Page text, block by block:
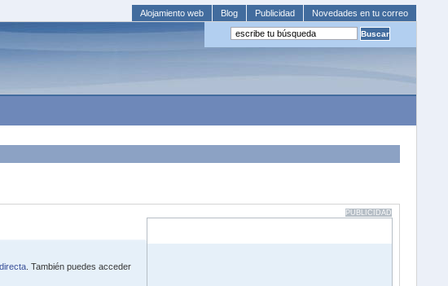
Alojamiento web Blog Publicidad Novedades en tu correo
PUBLICIDAD
. También puedes acceder